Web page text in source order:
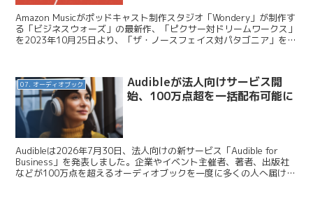
Amazon Musicがポッドキャスト制作スタジオ「Wondery」が制作す
る「ビジネスウォーズ」の最新作、「ピクサー対ドリームワークス」
を2023年10月25日より、「ザ・ノースフェイス対パタゴニア」を
07. オーディオブック
Audibleが法人向けサービス開
始、100万点超を一括配布可能に
Audibleは2026年7月30日、法人向けの新サービス「Audible for
Business」を発表しました。企業やイベント主催者、著者、出版社
などが100万点を超えるオーディオブックを一度に多くの人へ届けら